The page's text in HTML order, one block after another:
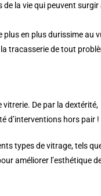
la vie qui peuvent surgir
plus en plus durissime au
tracasserie de tout
vitrerie. De par la dextérité,
d’interventions hors pair !
types de vitrage, tels
améliorer l’esthétique